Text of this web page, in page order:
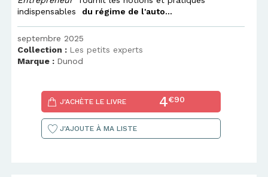
indispensables du régime de l'auto...
septembre 2025
Collection : Les petits experts
Marque : Dunod
J'ACHÈTE LE LIVRE 4€90
J'AJOUTE À MA LISTE